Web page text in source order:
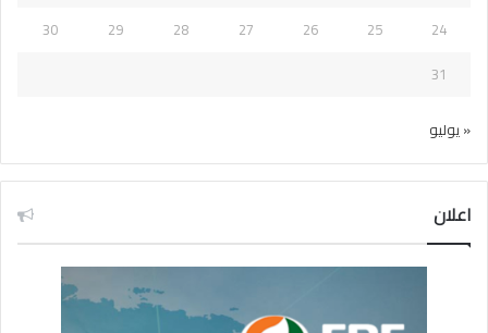
24
25
26
27
28
29
30
31
« يوليو
اعلان